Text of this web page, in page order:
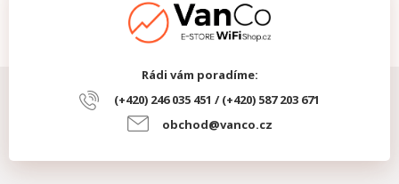
Rádi vám poradíme:
(+420) 246 035 451 / (+420) 587 203 671
obchod@vanco.cz